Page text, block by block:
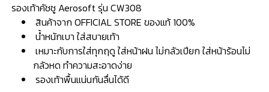
️ รองเท้าคัชชู Aerosoft รุ่น CW308
สินค้าจาก OFFICIAL STORE ของแท้ 100%
น้ำหนักเบา ใส่สบายเท้า
เหมาะกับการใส่ทุกฤดู ใส่หน้าฝน ไม่กลัวเปียก ใส่หน้าร้อนไม่
กลัวหด ทำความสะอาดง่าย
รองเท้าพื้นแน่นกันลื่นได้ดี